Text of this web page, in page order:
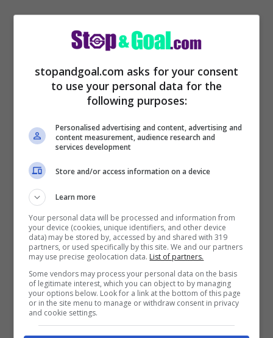
Il tecnico, infatti, avrebbe alcuni problemi
Chiesa, de Ligt e Kulusevski tra tutti
Difficile ilrapporto anche con McKennie e
. Insomma, tutti quei giocatori che
non facevano parte del suo gruppo prima
dell’addio alla Juve.
stopandgoal.com asks for your consent
to use your personal data for the
following purposes:
Personalised advertising and content, advertising and
content measurement, audience research and
services development
Store and/or access information on a device
Learn more
Your personal data will be processed and information from
your device (cookies, unique identifiers, and other device
data) may be stored by, accessed by and shared with 319
partners, or used specifically by this site. We and our partners
may use precise geolocation data. List of partners.
Some vendors may process your personal data on the basis
of legitimate interest, which you can object to by managing
your options below. Look for a link at the bottom of this page
or in the site menu to manage or withdraw consent in privacy
and cookie settings.